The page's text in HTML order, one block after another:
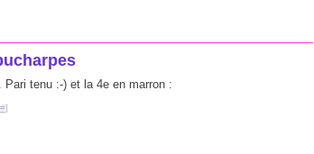
tenu :-) et la 4e en marron :
#]